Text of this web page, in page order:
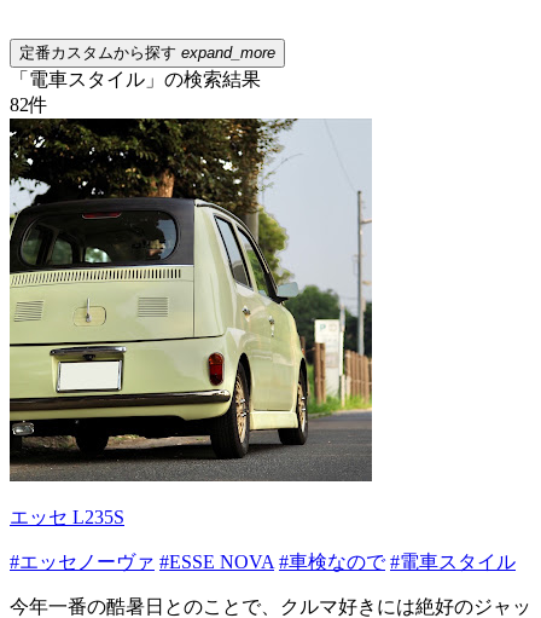
定番カスタムから探す expand_more
「電車スタイル」の検索結果
82件
エッセ L235S
#エッセノーヴァ #ESSE NOVA #車検なので #電車スタイル
今年一番の酷暑日とのことで、クルマ好きには絶好のジャッ